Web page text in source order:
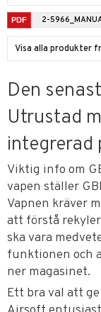
2-
Visa alla produkter
Den
Utrustad
integrerad
Viktig info om
vapen ställer
Vapnen kräver
att förstå
ska vara
funktionen och
ner magasinet.
Ett bra val att